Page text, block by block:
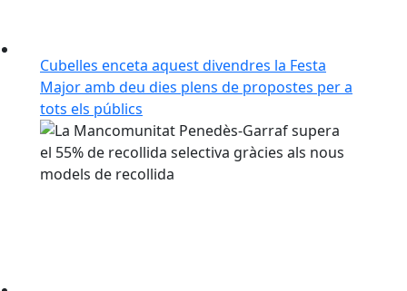
Cubelles enceta aquest divendres la Festa
Major amb deu dies plens de propostes per a
tots els públics